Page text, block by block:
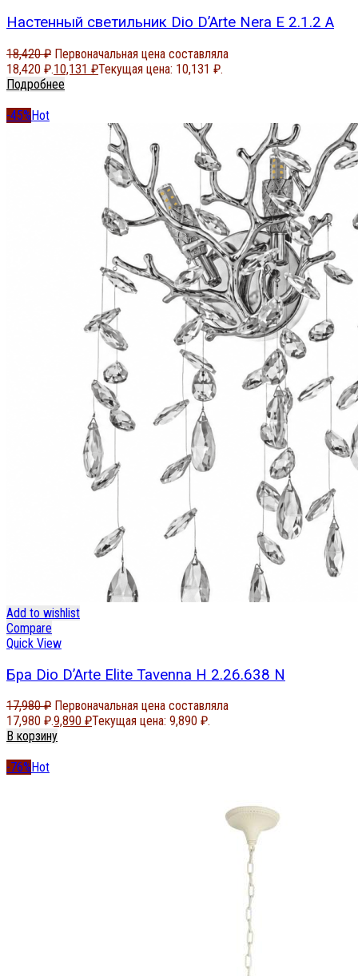
Настенный светильник Dio D’Arte Nera E 2.1.2 A
18,420₽ Первоначальная цена составляла
18,420 ₽.10,131 ₽Текущая цена: 10,131 ₽.
Подробнее
-45%Hot
Add to wishlist
Compare
Quick View
Бра Dio D’Arte Elite Tavenna H 2.26.638 N
17,980₽ Первоначальная цена составляла
17,980 ₽.9,890 ₽Текущая цена: 9,890 ₽.
В корзину
-76% Hot